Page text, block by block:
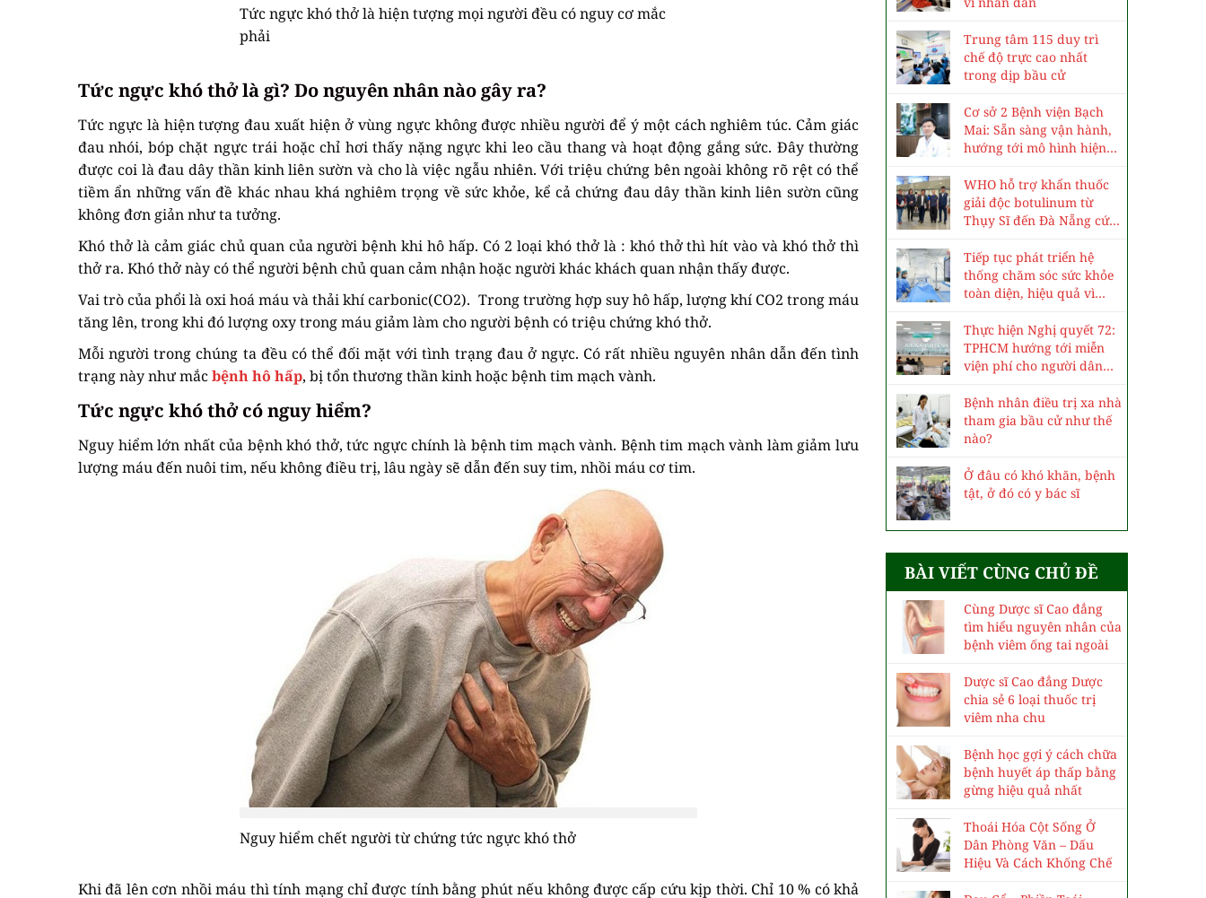
Tức ngực khó thở là hiện tượng mọi người đều có nguy cơ mắc
phải
Tức ngực khó thở là gì? Do nguyên nhân nào gây ra?
Tức ngực là hiện tượng đau xuất hiện ở vùng ngực không được nhiều người để ý một cách nghiêm túc. Cảm giác
đau nhói, bóp chặt ngực trái hoặc chỉ hơi thấy nặng ngực khi leo cầu thang và hoạt động gắng sức. Đây thường
được coi là đau dây thần kinh liên sườn và cho là việc ngẫu nhiên. Với triệu chứng bên ngoài không rõ rệt có thể
tiềm ẩn những vấn đề khác nhau khá nghiêm trọng về sức khỏe, kể cả chứng đau dây thần kinh liên sườn cũng
không đơn giản như ta tưởng.
Khó thở là cảm giác chủ quan của người bệnh khi hô hấp. Có 2 loại khó thở là : khó thở thì hít vào và khó thở thì
thở ra. Khó thở này có thể người bệnh chủ quan cảm nhận hoặc người khác khách quan nhận thấy được.
Vai trò của phổi là oxi hoá máu và thải khí carbonic(CO2). Trong trường hợp suy hô hấp, lượng khí CO2 trong máu
tăng lên, trong khi đó lượng oxy trong máu giảm làm cho người bệnh có triệu chứng khó thở.
Mỗi người trong chúng ta đều có thể đối mặt với tình trạng đau ở ngực. Có rất nhiều nguyên nhân dẫn đến tình
trạng này như mắcbệnh hô hấp, bị tổn thương thần kinh hoặc bệnh tim mạch vành.
Tức ngực khó thở có nguy hiểm?
Nguy hiểm lớn nhất của bệnh khó thở, tức ngực chính là bệnh tim mạch vành. Bệnh tim mạch vành làm giảm lưu
lượng máu đến nuôi tim, nếu không điều trị, lâu ngày sẽ dẫn đến suy tim, nhồi máu cơ tim.
Nguy hiểm chết người từ chứng tức ngực khó thở
Khi đã lên cơn nhồi máu thì tính mạng chỉ được tính bằng phút nếu không được cấp cứu kịp thời. Chỉ 10 % có khả
Trung tâm 115 duy trì
chế độ trực cao nhất
trong dịp bầu cử
Cơ sở 2 Bệnh viện Bạch
Mai: Sẵn sàng vận hành,
hướng tới mô hình hiện
WHO hỗ trợ khẩn thuốc
giải độc botulinum từ
Thụy Sĩ đến Đà Nẵng cứu
Tiếp tục phát triển hệ
thống chăm sóc sức khỏe
toàn diện, hiệu quả vì
Thực hiện Nghị quyết 72:
TPHCM hướng tới miễn
viện phí cho người dân
Bệnh nhân điều trị xa nhà
tham gia bầu cử như thế
nào?
Ở đâu có khó khăn, bệnh
tật, ở đó có y bác sĩ
BÀI VIẾT CÙNG CHỦ ĐỀ
Cùng Dược sĩ Cao đẳng
tìm hiểu nguyên nhân của
bệnh viêm ống tai ngoài
Dược sĩ Cao đẳng Dược
chia sẻ 6 loại thuốc trị
viêm nha chu
Bệnh học gợi ý cách chữa
bệnh huyết áp thấp bằng
gừng hiệu quả nhất
Thoái Hóa Cột Sống Ở
Dân Phòng Văn – Dấu
Hiệu Và Cách Khống Chế